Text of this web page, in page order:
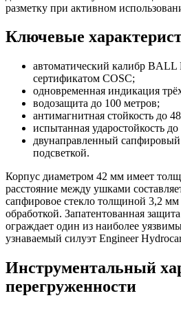
разметку при активном
Ключевые
автоматический калибр BALL
сертификатом COSC;
одновременная индикация
водозащита до 100 метров;
антимагнитная стойкость до
испытанная ударостойкость до
двунаправленный сапфировый
подсветкой.
Корпус диаметром 42 мм имеет
расстояние между ушками
сапфировое стекло толщиной 3,2
обработкой. Запатентованная
ограждает один из наиболее
узнаваемый силуэт Engineer
Инструментальный
перегруженности